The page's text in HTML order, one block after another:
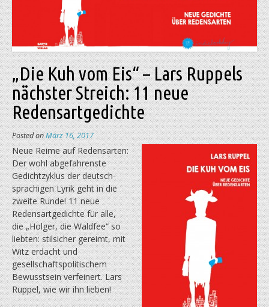
„Die Kuh vom Eis“ – Lars Ruppels
nächster Streich: 11 neue
Redensartgedichte
Posted onMärz 16, 2017
Neue Reime auf Redensarten:
Der wohl abgefahrenste
Gedichtzyklus der deutsch-
sprachigen Lyrik geht in die
zweite Runde! 11 neue
Redensartgedichte für alle,
die „Holger, die Waldfee“ so
liebten: stilsicher gereimt, mit
Witz erdacht und
gesellschaftspolitischem
Bewusstsein verfeinert. Lars
Ruppel, wie wir ihn lieben!